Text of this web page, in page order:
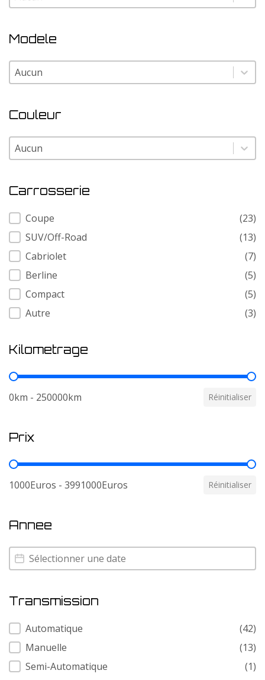
Modele
Modele
Modele
Couleur
Couleur
Couleur
Carrosserie
Carrosserie
Coupe
(23)
SUV/Off-Road
(13)
Cabriolet
(7)
Berline
(5)
Compact
(5)
Autre
(3)
Kilometrage
Kilometrage
0km - 250000km Réinitialiser
Prix
Prix
1000Euros - 3991000Euros Réinitialiser
Annee
Annee
Annee
Transmission
Transmission
Automatique
(42)
Manuelle
(13)
Semi-Automatique
(1)